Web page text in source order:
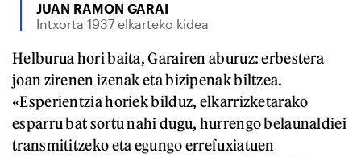
JUAN RAMON GARAI
Intxorta 1937 elkarteko kidea
Helburua hori baita, Garairen aburuz: erbestera
joan zirenen izenak eta bizipenak biltzea.
«Esperientzia horiek bilduz, elkarrizketarako
esparru bat sortu nahi dugu, hurrengo belaunaldiei
transmititzeko eta egungo errefuxiatuen